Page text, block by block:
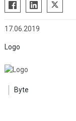
Alacakaya
Arıcak
Baskil
Karakoçan
17.06.2019
Logo
Byte